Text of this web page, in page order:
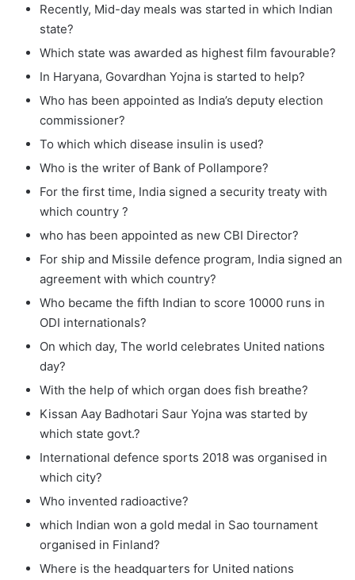
Recently, Mid-day meals was started in which Indian
state?
Which state was awarded as highest film favourable?
In Haryana, Govardhan Yojna is started to help?
Who has been appointed as India’s deputy election
commissioner?
To which which disease insulin is used?
Who is the writer of Bank of Pollampore?
For the first time, India signed a security treaty with
which country ?
who has been appointed as new CBI Director?
For ship and Missile defence program, India signed an
agreement with which country?
Who became the fifth Indian to score 10000 runs in
ODI internationals?
On which day, The world celebrates United nations
day?
With the help of which organ does fish breathe?
Kissan Aay Badhotari Saur Yojna was started by
which state govt.?
International defence sports 2018 was organised in
which city?
Who invented radioactive?
which Indian won a gold medal in Sao tournament
organised in Finland?
Where is the headquarters for United nations